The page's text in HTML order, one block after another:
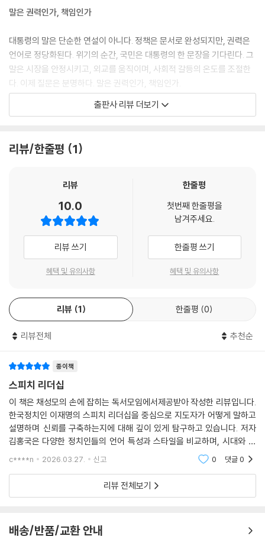
즉흥처럼 보이지만 준비된 브리핑의 구조
흔들리지 않기 위한 준비의 기술
현장과 시민의 언어란 무엇인가
보고·지시·설명이 하나가 되는 순간
현장형 화법은 어떻게 국가적 화법이 되었는가
즉흥처럼 보이는 말의 설계도
공격과 질문에 대응하는 논증 구조
싸우지 않고 이기는 말은 가능한가
설명은 어떻게 ‘신호’가 되는가
이재명의 말하기 습관은 무엇이 다른가
Tip 02 _ 이재명 대통령의 제80차 유엔총회 기조연설
3장 대통령은 왜 설명해야 하는가
성과보다 판단으로 신뢰를 얻는 법
비전은 어떻게 서사가 되는가
말은 어떻게 제도가 되는가
갈등 앞에서 왜 정면으로 서는가
당당함은 어디에서 오는가
설득 실패는 왜 발생하는가
팩트 중심 화법의 한계는 무엇인가
실패를 인정하는 말은 왜 도리어 힘이 되는가
김대중의 ‘용서’·만델라의 ‘통합’·이재명의 ‘제도화’, 세 언어의 차이는 무엇
인가
용서의 언어는 어떻게 힘이 되는가
통합은 어떻게 정치적 서사가 되는가
제도화된 설득이란 무엇인가
세 언어가 던지는 하나의 질문ㅍ
왜 인문학적 스피치인가?
--- p.90
링컨은 남북전쟁 직후 취임 연설에서 ‘어느 쪽에도 악의를 품지 않겠다Wit
h malice toward none’고 말했다. 분열의 정점에서 오히려 통합의 언어
를 선택했다. 이재명의 말하기가 다음 단계로 진화하려면, 지지층을 넘어
선 청중에게도 자신의 편이 될 수 있다는 가능성을 열어두는 언어 설계가
필요하다. 지지자에게만 통하는 말은 정치적 수사다. 반대자도 고개를 끄
덕이게 만드는 말이 역사에 남는 언어다.
--- p.320
말은 남고, 시대는 그 말을 기억한다. 정치는 언젠가는 결국 사라진다. 정책
치지 않고 함께 위기를 넘는 태도와 믿음이다. 그 태도가 있었기에 그의 말
은 신뢰를 얻었고, 그 신뢰가 리더십으로 이어졌다. 이제 질문은 독자에게
돌아온다. 우리는 어떤 말로 이 시대를 건너갈 것인가. 우리의 말은 이미 시
작되었다.
말은 권력인가, 책임인가
대통령의 말은 단순한 연설이 아니다. 정책은 문서로 완성되지만, 권력은
언어로 정당화된다. 위기의 순간, 국민은 대통령의 한 문장을 기다린다. 그
말은 시장을 안정시키고, 외교를 움직이며, 사회적 갈등의 온도를 조절한
다. 이제 질문은 분명하다. 말은 권력인가, 책임인가.
설명하는 대통령, 스피치 리더십
라는 개념을 제시한다. 감동을 중심에 둔 웅변형 연설과 달리, 설명 중심의
구조를 갖는다. “하겠습니다”를 넘어 “집행했습니다”로 연결되는 동사 중
대통령의 말, 위기 속에서 더욱 중요해진다
루스벨트의 노변담화, 만델라의 통합의 언어, 김대중과 노무현의 민주적
화법은 위기의 순간 언어가 어떻게 신뢰를 조직하는지 보여준다. 이 책은
의 시대, 설명과 즉답은 통치의 필수 조건이 되었다.
설명 없는 권위는 권위주의가 된다
생략되면 권위주의가 되고, 감정만 강조하면 포퓰리즘이 된다. 스피치 리
더십은 설명과 책임의 균형 위에서 완성된다. 이 책은 구조를 분석하고, 효
정치인만이 아닌, 우리 모두를 위한 책
이 책은 특정 정치인을 위한 찬반서가 아니다. 공적 언어를 사용하는 모든
이를 위한 리더십 교양서다. 회의, 브리핑, 위기 대응 발표에서 우리는 얼마
나 명확히 설명하고, 책임을 분명히 하는가. 질문은 정치 영역을 넘어 우리
모두에게 향한다.
갈등의 시대, 말의 책임을 묻다
출판사 리뷰 더보기
리뷰/한줄평 1
리뷰
10.0
리뷰 쓰기
혜택 및 유의사항
한줄평
첫번째 한줄평을
남겨주세요.
한줄평 쓰기
혜택 및 유의사항
리뷰 1 한줄평 0
리뷰전체 추천순
종이책
스피치 리더십
이 책은 채성모의 손에 잡히는 독서모임에서제공받아 작성한 리뷰입니다.
한국정치인 이재명의 스피치 리더십을 중심으로 지도자가 어떻게 말하고
설명하며 신뢰를 구축하는지에 대해 깊이 있게 탐구하고 있습니다. 저자
김홍국은 다양한 정치인들의 언어 특성과 스타일을 비교하며, 시대와 국
가의 방향을 이끄는 리더의 말하기가 갖는 힘과 책임을 조명합니다.특히,
c****n 2026.03.27. 신고 0 댓글0
리뷰 전체보기
배송/반품/교환 안내